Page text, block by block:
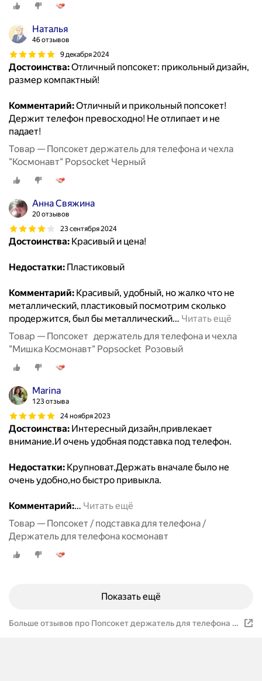
Наталья
46 отзывов
9 декабря 2024
Достоинства:Отличный попсокет: прикольный дизайн,
размер компактный!
Комментарий:Отличный и прикольный попсокет!
Держит телефон превосходно! Не отлипает и не
падает!
Товар — Попсокет держатель для телефона и чехла
"Космонавт" Popsocket Черный
Анна Свяжина
20 отзывов
23 сентября 2024
Достоинства: Красивый и цена!
Недостатки: Пластиковый
Комментарий: Красивый, удобный, но жалко что не
металлический, пластиковый посмотрим сколько
продержится, был бы металлический… Читать ещё
Товар — Попсокет держатель для телефона и чехла
"Мишка Космонавт" Popsocket Розовый
Marina
123 отзыва
24 ноября 2023
Достоинства: Интересный дизайн,привлекает
внимание.И очень удобная подставка под телефон.
Недостатки: Крупноват.Держать вначале было не
очень удобно,но быстро привыкла.
Комментарий:… Читать ещё
Товар — Попсокет / подставка для телефона /
Держатель для телефона космонавт
Показать ещё
Больше отзывов про Попсокет держатель для телефона и